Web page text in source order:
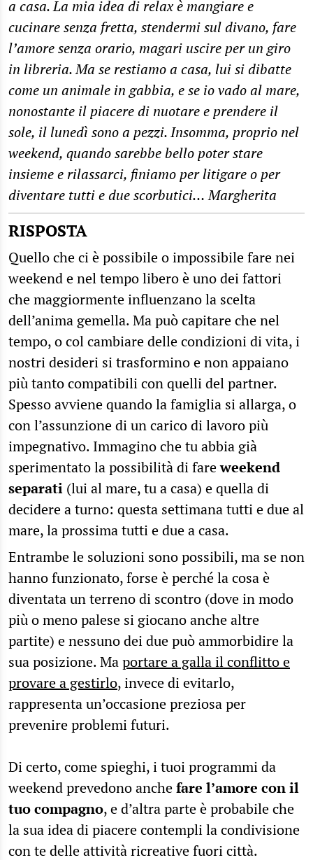
a casa. La mia idea di relax è mangiare e
cucinare senza fretta, stendermi sul divano, fare
l’amore senza orario, magari uscire per un giro
in libreria. Ma se restiamo a casa, lui si dibatte
come un animale in gabbia, e se io vado al mare,
nonostante il piacere di nuotare e prendere il
sole, il lunedì sono a pezzi. Insomma, proprio nel
weekend, quando sarebbe bello poter stare
insieme e rilassarci, finiamo per litigare o per
diventare tutti e due scorbutici… Margherita
RISPOSTA
Quello che ci è possibile o impossibile fare nei
weekend e nel tempo libero è uno dei fattori
che maggiormente influenzano la scelta
dell’anima gemella. Ma può capitare che nel
tempo, o col cambiare delle condizioni di vita, i
nostri desideri si trasformino e non appaiano
più tanto compatibili con quelli del partner.
Spesso avviene quando la famiglia si allarga, o
con l’assunzione di un carico di lavoro più
impegnativo. Immagino che tu abbia già
sperimentato la possibilità di fareweekend
separati (lui al mare, tu a casa) e quella di
decidere a turno: questa settimana tutti e due al
mare, la prossima tutti e due a casa.
Entrambe le soluzioni sono possibili, ma se non
hanno funzionato, forse è perché la cosa è
diventata un terreno di scontro (dove in modo
più o meno palese si giocano anche altre
partite) e nessuno dei due può ammorbidire la
sua posizione. Maportare a galla il conflitto e
provare a gestirlo, invece di evitarlo,
rappresenta un’occasione preziosa per
prevenire problemi futuri.
Di certo, come spieghi, i tuoi programmi da
weekend prevedono anchefare l’amore con il
tuo compagno, e d’altra parte è probabile che
la sua idea di piacere contempli la condivisione
con te delle attività ricreative fuori città.